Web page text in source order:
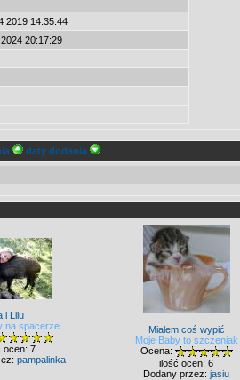
2019 14:35:44
20:17:29
daty dodania
i Lilu
na spacerze
ocen: 7
pampalinka
Miałem coś wypić
Moje Baby to szczeniak
Ocena:
ilość ocen: 6
Dodany przez: jasiu